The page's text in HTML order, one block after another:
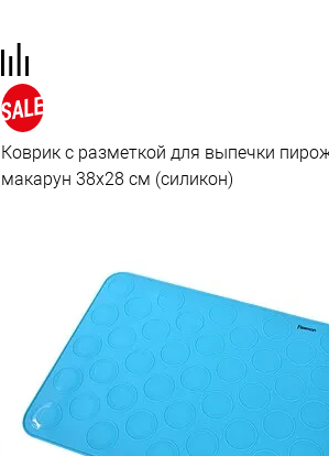
Коврик с разметкой для выпечки
макарун 38x28 см (силикон)